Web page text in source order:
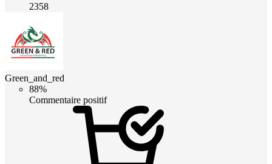
2358
Green_and_red
88%
Commentaire positif